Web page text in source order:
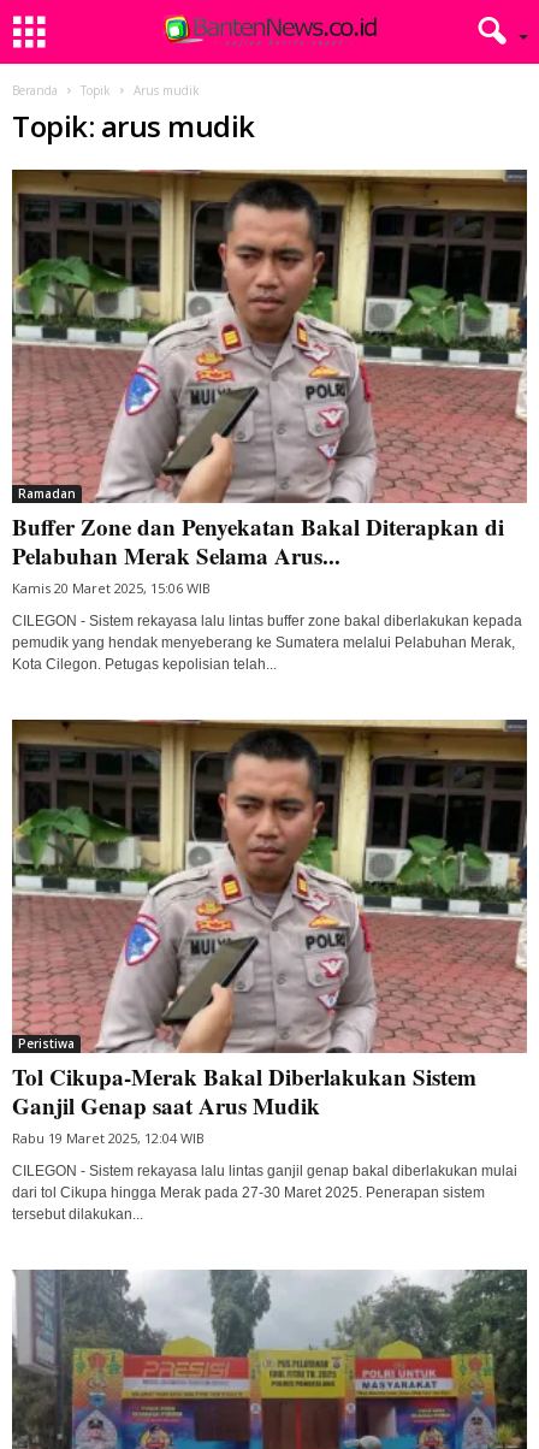
Beranda Topik Arus mudik
Topik: arus mudik
Ramadan
Buffer Zone dan Penyekatan Bakal Diterapkan di
Pelabuhan Merak Selama Arus...
Kamis 20 Maret 2025, 15:06 WIB
CILEGON - Sistem rekayasa lalu lintas buffer zone bakal diberlakukan kepada
pemudik yang hendak menyeberang ke Sumatera melalui Pelabuhan Merak,
Kota Cilegon. Petugas kepolisian telah...
Peristiwa
Tol Cikupa-Merak Bakal Diberlakukan Sistem
Ganjil Genap saat Arus Mudik
Rabu 19 Maret 2025, 12:04 WIB
CILEGON - Sistem rekayasa lalu lintas ganjil genap bakal diberlakukan mulai
dari tol Cikupa hingga Merak pada 27-30 Maret 2025. Penerapan sistem
tersebut dilakukan...